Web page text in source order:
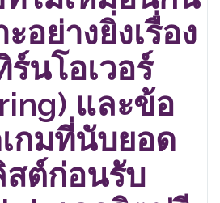
อย่างยิ่งเรื่อง
ร์นโอเวอร์
และข้อ
กมที่นับยอด
สต์ก่อนรับ